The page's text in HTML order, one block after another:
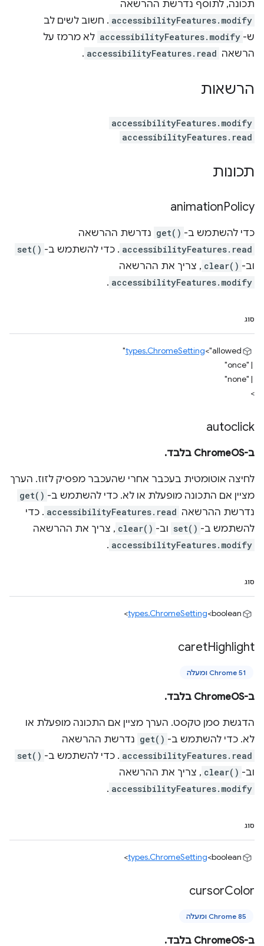
תכונה, לתוסף נדרשת ההרשאה
accessibilityFeatures.modify . חשוב לשים לב
ש- accessibilityFeatures.modify לא מרמז על
הרשאה accessibilityFeatures.read
.
הרשאות
accessibilityFeatures.modify
accessibilityFeatures.read
תכונות
animationPolicy
כדי להשתמש ב- get() נדרשת ההרשאה
accessibilityFeatures.read . כדי להשתמש ב- set()
וב- clear() , צריך את ההרשאה
accessibilityFeatures.modify
.
סוג
types.ChromeSetting<"allowed"
|
"once"
|
"none"
>
autoclick
ב-ChromeOS בלבד.
לחיצה אוטומטית בעכבר אחרי שהעכבר מפסיק לזוז. הערך
מציין אם התכונה מופעלת או לא. כדי להשתמש ב- get()
נדרשת ההרשאה accessibilityFeatures.read . כדי
להשתמש ב- set() וב- clear() , צריך את ההרשאה
accessibilityFeatures.modify
.
סוג
types.ChromeSetting<boolean>
caretHighlight
Chrome 51 ומעלה
ב-ChromeOS בלבד.
הדגשת סמן טקסט. הערך מציין אם התכונה מופעלת או
לא. כדי להשתמש ב- get() נדרשת ההרשאה
accessibilityFeatures.read . כדי להשתמש ב- set()
וב- clear() , צריך את ההרשאה
accessibilityFeatures.modify
.
סוג
types.ChromeSetting<boolean>
cursorColor
Chrome 85 ומעלה
ב-ChromeOS בלבד.